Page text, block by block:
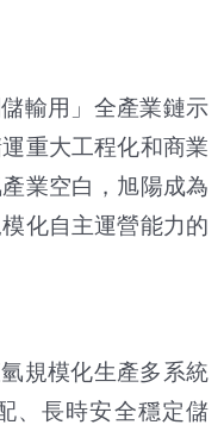
輸用」全產業鏈示
重大工程化和商業
業空白，旭陽成為
化自主運營能力的
規模化生產多系統
、長時安全穩定儲